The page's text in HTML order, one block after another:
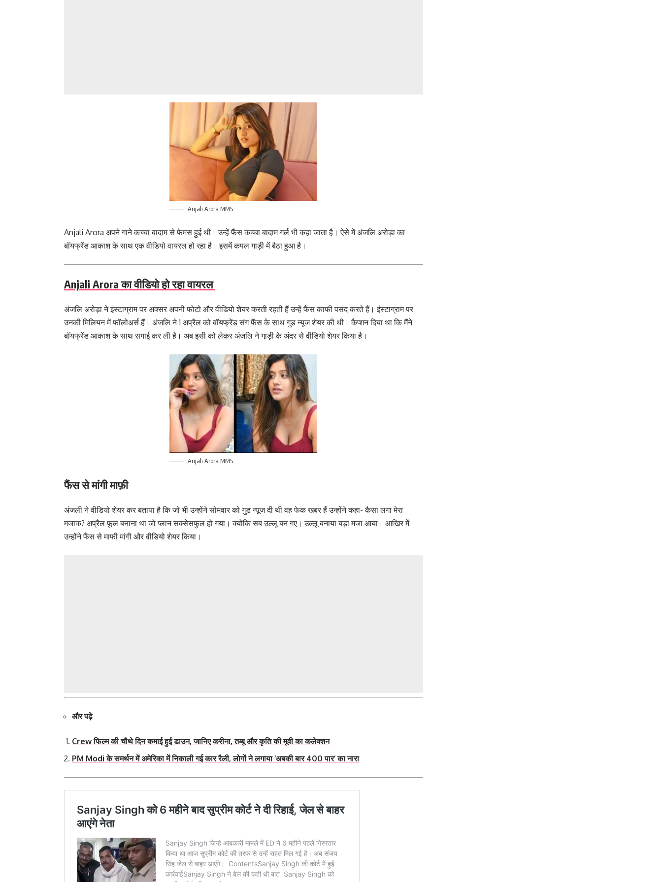
Anjali Arora MMS
Anjali Arora अपने गाने कच्चा बादाम से फेमस हुई थी। उन्हें फैंस कच्चा बादाम गर्ल भी कहा जाता है। ऐसे में अंजलि अरोड़ा का
बॉयफ्रेंड आकाश के साथ एक वीडियो वायरल हो रहा है। इसमें कपल गाड़ी में बैठा हुआ है।
Anjali Arora का वीडियो हो रहा वायरल
अंजलि अरोड़ा ने इंस्टाग्राम पर अक्सर अपनी फोटो और वीडियो शेयर करती रहती हैं उन्हें फैंस काफी पसंद करते हैं। इंस्टाग्राम पर
उनकी मिलियन में फॉलोअर्स हैं। अंजलि ने 1 अप्रैल को बॉयफ्रेंड संग फैंस के साथ गुड न्यूज शेयर की थी। कैप्शन दिया था कि मैंने
बॉयफ्रेंड आकाश के साथ सगाई कर ली है। अब इसी को लेकर अंजलि ने गा़ड़ी के अंदर से वीडियो शेयर किया है।
Anjali Arora MMS
फैंस से मांगी माफ़ी
अंजली ने वीडियो शेयर कर बताया है कि जो भी उन्होंने सोमवार को गुड न्यूज दी थी वह फेक खबर हैं उन्होंने कहा- कैसा लगा मेरा
मजाक? अप्रैल फूल बनाना था जो प्लान सक्सेसफुल हो गया। क्योंकि सब उल्लू बन गए। उल्लू बनाया बड़ा मजा आया। आखिर में
उन्होंने फैंस से माफी मांगी और वीडियो शेयर किया।
और पढ़े
Crew फिल्म की चौथे दिन कमाई हुई डाउन, जानिए करीना, तब्बू और कृति की मूवी का कलेक्शन
PM Modi के समर्थन में अमेरिका में निकाली गई कार रैली, लोगों ने लगाया ‘अबकी बार 400 पार’ का नारा